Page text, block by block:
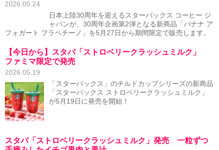
2026.05.24
日本上陸30周年を迎えるスターバックス コーヒー ジ
ャパンが、30周年企画第2弾となる新商品「バナナ ア
フォガート フラペチーノ」を5月27日から期間限定で販売します。
【今日から】スタバ「ストロベリークラッシュミルク」
ファミマ限定で発売
2026.05.19
「スターバックス」のチルドカップシリーズの新商品
「スターバックス ストロベリークラッシュミルク」
が5月19日に発売を開始！
スタバ「ストロベリークラッシュミルク」発売 一粒ずつ